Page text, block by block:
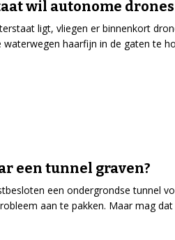
wil autonome
ligt, vliegen er binnenkort
waterwegen haarfijn in de gaten te
een tunnel graven?
een ondergrondse tunnel
aan te pakken. Maar mag